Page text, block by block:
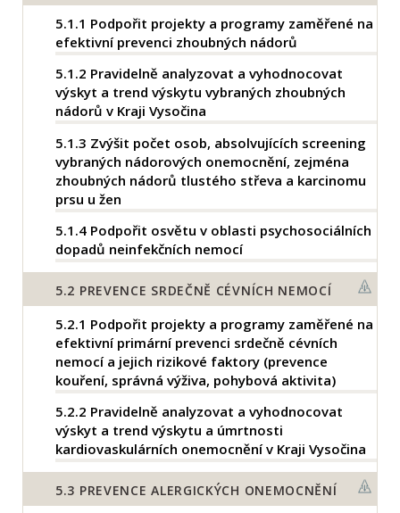
5.1.1 Podpořit projekty a programy zaměřené na
efektivní prevenci zhoubných nádorů
5.1.2 Pravidelně analyzovat a vyhodnocovat
výskyt a trend výskytu vybraných zhoubných
nádorů v Kraji Vysočina
5.1.3 Zvýšit počet osob, absolvujících screening
vybraných nádorových onemocnění, zejména
zhoubných nádorů tlustého střeva a karcinomu
prsu u žen
5.1.4 Podpořit osvětu v oblasti psychosociálních
dopadů neinfekčních nemocí
5.2 PREVENCE SRDEČNĚ CÉVNÍCH NEMOCÍ
5.2.1 Podpořit projekty a programy zaměřené na
efektivní primární prevenci srdečně cévních
nemocí a jejich rizikové faktory (prevence
kouření, správná výživa, pohybová aktivita)
5.2.2 Pravidelně analyzovat a vyhodnocovat
výskyt a trend výskytu a úmrtnosti
kardiovaskulárních onemocnění v Kraji Vysočina
5.3 PREVENCE ALERGICKÝCH ONEMOCNĚNÍ